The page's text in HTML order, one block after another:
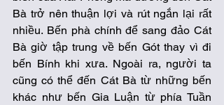
Bà trở nên thuận lợi và rút ngắn lại rất
nhiều. Bến phà chính để sang đảo Cát
Bà giờ tập trung về bến Gót thay vì đi
bến Bính khi xưa. Ngoài ra, người ta
cũng có thể đến Cát Bà từ những bến
khác như bến Gia Luận từ phía Tuần